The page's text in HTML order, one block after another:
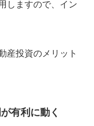
しますので、イン
産投資のメリット
有利に動く